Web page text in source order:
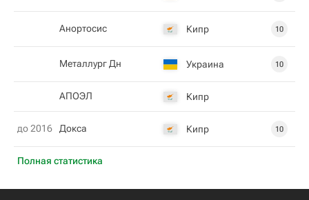
Полная статистика
Анортосис Кипр 10
Металлург Дн Украина 10
АПОЭЛ Кипр
до 2016 Докса Кипр 10